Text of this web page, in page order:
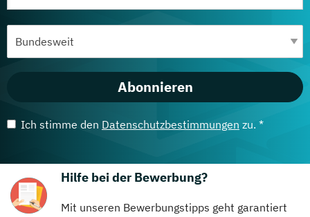
Abonnieren
Ich stimme den Datenschutzbestimmungen zu. *
Hilfe bei der Bewerbung?
Mit unseren Bewerbungstipps geht garantiert